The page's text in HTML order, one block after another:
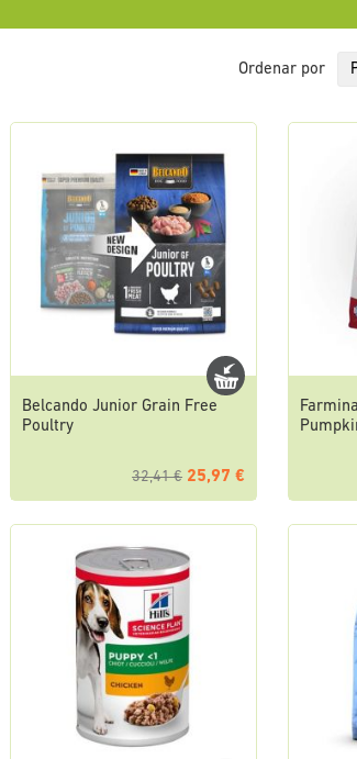
Ordenar por
Belcando Junior Grain Free
Poultry
32,41 € 25,97 €